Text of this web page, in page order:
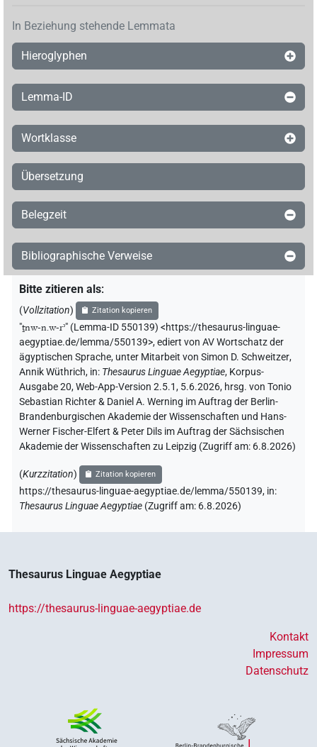
In Beziehung stehende Lemmata
Hieroglyphen
Lemma-ID
Wortklasse
Übersetzung
Belegzeit
Bibliographische Verweise
Bitte zitieren als:
(Vollzitation) Zitation kopieren
"ṯnw-n.w-rʾ" (Lemma-ID 550139) <https://thesaurus-linguae-
aegyptiae.de/lemma/550139>,ediert von AV Wortschatz der
ägyptischen Sprache, unter Mitarbeit von Simon D. Schweitzer,
Annik Wüthrich, in: Thesaurus Linguae Aegyptiae, Korpus-
Ausgabe 20, Web-App-Version 2.5.1, 5.6.2026, hrsg. von Tonio
Sebastian Richter & Daniel A. Werning im Auftrag der Berlin-
Brandenburgischen Akademie der Wissenschaften und Hans-
Werner Fischer-Elfert & Peter Dils im Auftrag der Sächsischen
Akademie der Wissenschaften zu Leipzig (Zugriff am: 6.8.2026)
(Kurzzitation) Zitation kopieren
https://thesaurus-linguae-aegyptiae.de/lemma/550139, in:
Thesaurus Linguae Aegyptiae (Zugriff am: 6.8.2026)
Thesaurus Linguae Aegyptiae
https://thesaurus-linguae-aegyptiae.de
Kontakt
Impressum
Datenschutz